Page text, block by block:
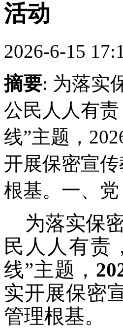
活动
2026-6-15
摘要: 为落实
公民人人有
线”主题，
开展保密宣
根基。一、党
为落实保
民人人有责
线”主题，
实开展保密
管理根基。